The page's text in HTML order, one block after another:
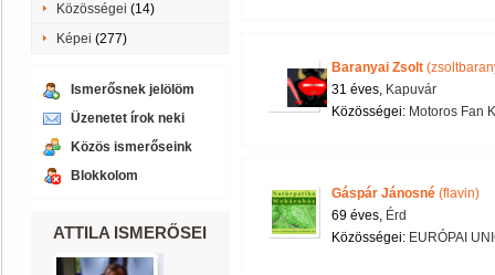
Közösségei (14)
Képei (277)
Ismerősnek jelölöm
Üzenetet írok neki
Közös ismerőseink
Blokkolom
ATTILA ISMERŐSEI
Baranyai Zsolt
31 éves, Kapuvár
Közösségei: Motoros Fan
Gáspár Jánosné (flavin)
69 éves, Érd
Közösségei: EURÓPAI